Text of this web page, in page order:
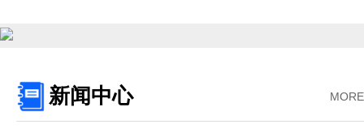
MORE
新闻中心